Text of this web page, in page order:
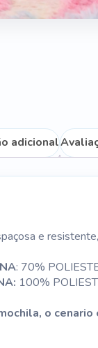
adicional
e
: 70%
100%
o